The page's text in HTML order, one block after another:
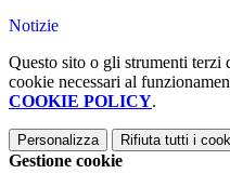
Notizie
Questo sito o gli strumenti terzi
cookie necessari al
COOKIE POLICY.
Personalizza Rifiuta tutti i
Gestione cookie